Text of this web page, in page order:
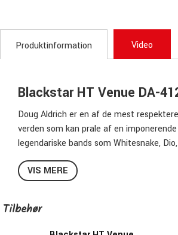
Produktinformation Video
Blackstar HT Venue DA-
Doug Aldrich er en af ​​de mest
verden som kan prale af en
legendariske bands som Whitesnake,
Lion, Hurricane, House of Lords, Bad
Revolution Saints. Siden 2016 har Doug
Daisies, alt imens han har udgivet
Mens Doug har adskillige
han aldrig før begivet sig ind i
VIS MERE
Tilbehør